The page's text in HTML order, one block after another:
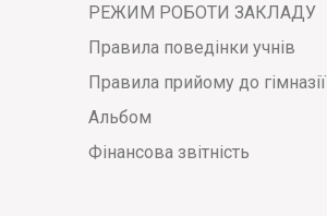
РЕЖИМ РОБОТИ ЗАКЛАДУ
Правила поведінки учнів
Правила прийому до гімназії
Альбом
Фінансова звітність